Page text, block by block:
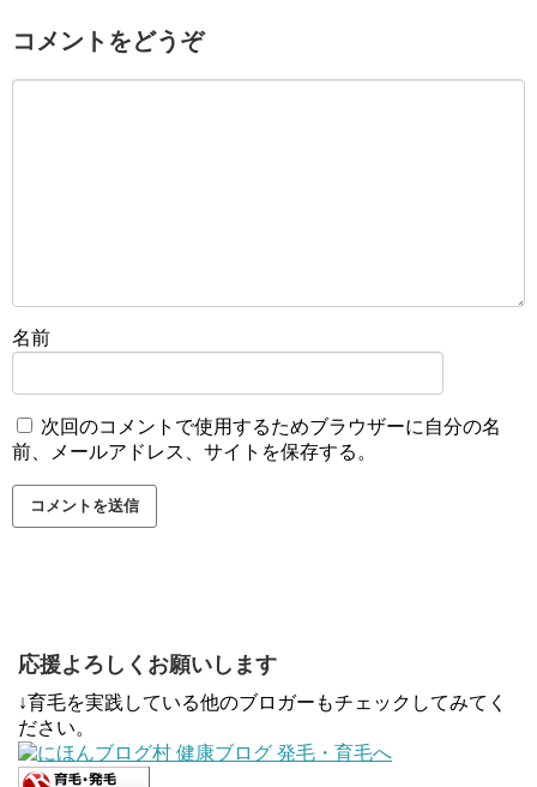
コメントをどうぞ
名前
次回のコメントで使用するためブラウザーに自分の名
前、メールアドレス、サイトを保存する。
応援よろしくお願いします
↓育毛を実践している他のブロガーもチェックしてみてく
ださい。